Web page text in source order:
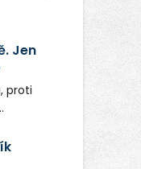
Jen
proti